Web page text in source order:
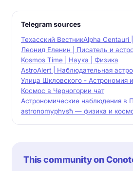
Telegram sources
Техасский ВестникAlpha Centauri
Леонид Еленин | Писатель и
Kosmos Time | Наука | Физика
AstroAlert | Наблюдательная
Улица Шкловского - Астрономия
Космос в Черногории чат
Астрономические наблюдения в
astronomyphysħ — физика и
This community on